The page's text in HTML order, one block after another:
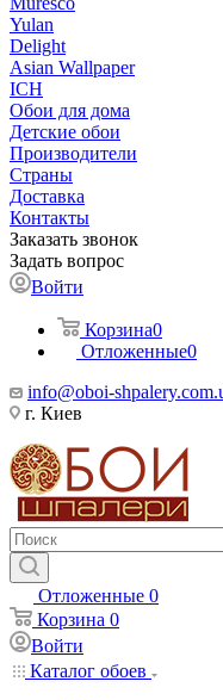
Yulan
Delight
Asian Wallpaper
ICH
Обои для дома
Детские обои
Производители
Страны
Доставка
Контакты
Заказать звонок
Задать вопрос
Войти
Корзина0
Отложенные0
info@oboi-
г. Киев
Отложенные 0
Корзина 0
Войти
Каталог обоев